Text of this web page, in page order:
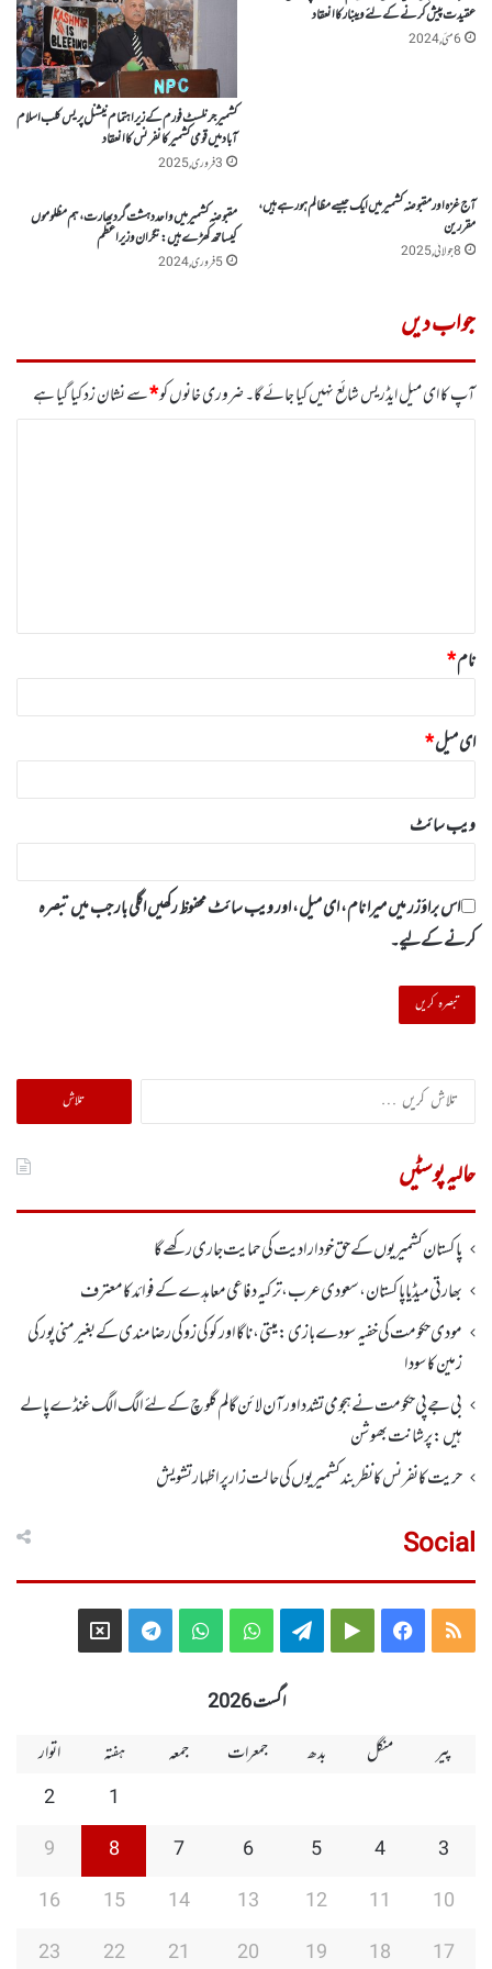
عقیدت پیش کرنے کے لئے ویبنارکا انعقاد
6 مئی, 2024
کشمیر جرنلسٹ فورم کے زیر اہتمام نیشنل پریس کلب اسلام
آباد میں قومی کشمیر کانفرنس کا انعقاد
3 فروری, 2025
آج غزہ اور مقبوضہ کشمیرمیں ایک جیسے مظالم ہو رہے ہیں ،
مقررین
8 جولائی, 2025
مقبوضہ کشمیر میں واحد دہشت گرد بھارت، ہم مظلوموں
کیساتھ کھڑے ہیں: نگران وزیراعظم
5 فروری, 2024
جواب دیں
آپ کا ای میل ایڈریس شائع نہیں کیا جائے گا۔ضروری خانوں کو*سے نشان زد کیا گیا ہے
نام*
ای میل*
ویب‌ سائٹ
اس براؤزر میں میرا نام، ای میل، اور ویب سائٹ محفوظ رکھیں اگلی بار جب میں تبصرہ
کرنے کےلیے۔
تلاش
کریں
حالیہ پوسٹیں
پاکستان کشمیریوں کے حق خودارادیت کی حمایت جاری رکھے گا
بھارتی میڈیا پاکستان، سعودی عرب، ترکیہ دفاعی معاہدے کے فوائد کا معترف
مودی حکومت کی خفیہ سودے بازی: میتی، ناگا اور کوکی زو کی رضامندی کے بغیر منی پور کی
زمین کا سودا
بی جے پی حکومت نے ہجومی تشدد اورآن لائن گالم گلوچ کے لئے الگ الگ غنڈے پالے
ہیں: پرشانت بھوشن
حریت کانفرنس کا نظر بند کشمیریوں کی حالت زار پر اظہار تشویش
Social
RSS
Facebook
Google
Telegram
WhatsApp
WhatsApp
Telegram
X
اگست 2026
پیر
منگل بدھ جمعرات جمعہ ہفتہ
اتوار
1
2
3
4
5
6
7
8
9
10
11
12
13
14
15
16
17
18
19
20
21
22
23